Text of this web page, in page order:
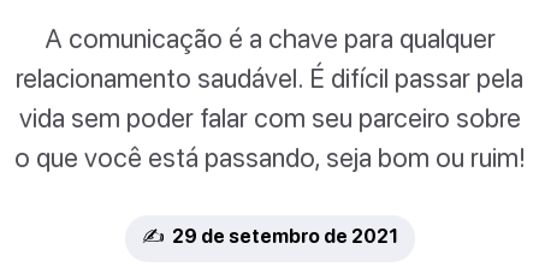
A comunicação é a chave para qualquer
relacionamento saudável. É difícil passar pela
vida sem poder falar com seu parceiro sobre
o que você está passando, seja bom ou ruim!
✍️ 29 de setembro de 2021